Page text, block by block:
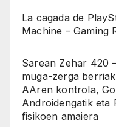
La cagada de
Machine – Gaming
Sarean Zehar 420
muga-zerga
AAren kontrola,
Androidengatik eta
fisikoen amaiera